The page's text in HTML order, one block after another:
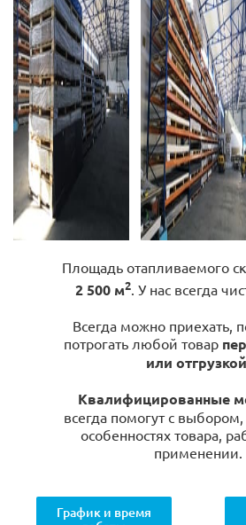
Площадь отапливаемого
2 500 м2. У нас всегда
Всегда можно приехать,
потрогать любой товар
или отгрузкой
Квалифицированные
всегда помогут с выбором,
особенностях товара,
применении.
График и время